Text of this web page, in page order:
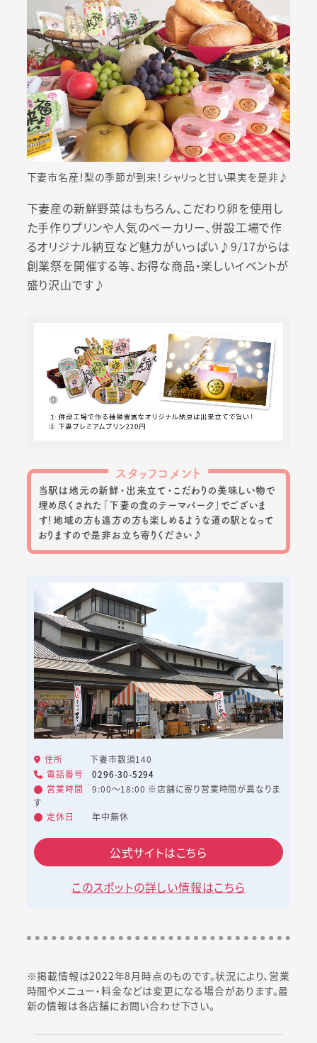
下妻市名産！梨の季節が到来！シャリっと甘い果実を是非♪
下妻産の新鮮野菜はもちろん、こだわり卵を使用し
た手作りプリンや人気のベーカリー、併設工場で作
るオリジナル納豆など魅力がいっぱい♪9/17からは
創業祭を開催する等、お得な商品・楽しいイベントが
盛り沢山です♪
スタッフコメント
当駅は地元の新鮮・出来立て・こだわりの美味しい物で
埋め尽くされた「下妻の食のテーマパーク」でございま
す！地域の方も遠方の方も楽しめるような道の駅となって
おりますので是非お立ち寄りください♪
住所
下妻市数須140
電話番号
0296-30-5294
営業時間
9:00～18:00 ※店舗に寄り営業時間が異なりま
す
定休日
年中無休
公式サイトはこちら
このスポットの詳しい情報はこちら
※掲載情報は2022年8月時点のものです。状況により、営業
時間やメニュー・料金などは変更になる場合があります。最
新の情報は各店舗にお問い合わせ下さい。